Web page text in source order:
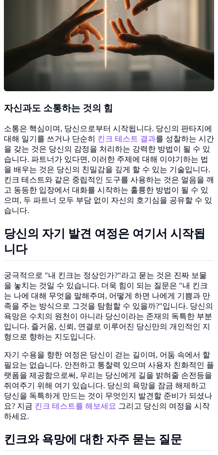
자신과도 소통하는 것의 힘
소통은 핵심이며, 당신으로부터 시작됩니다. 당신의 판타지에
대해 일기를 쓰거나 단순히
킨크 테스트 결과를 성찰하는 시간
을 갖는 것은 당신의 감정을 처리하는 강력한 방법이 될 수 있
습니다. 파트너가 있다면, 이러한 주제에 대해 이야기하는 법
을 배우는 것은 당신의 친밀감을 깊게 할 수 있는 기술입니다.
킨크 테스트와 같은 중립적인 도구를 사용하는 것은 얼음을 깨
고 동등한 입장에서 대화를 시작하는 훌륭한 방법이 될 수 있
으며, 두 파트너 모두 부담 없이 자신의 호기심을 공유할 수 있
습니다.
당신의 자기 발견 여정은 여기서 시작됩
니다
궁극적으로 "내 킨크는 정상인가?"라고 묻는 것은 진짜 보물
을 놓치는 것일 수 있습니다. 더욱 힘이 되는 질문은 "내 킨크
는 나에 대해 무엇을 말해주며, 어떻게 하면 나에게 기쁨과 만
족을 주는 방식으로 그것을 탐험할 수 있을까?"입니다. 당신의
욕망은 수치의 원천이 아니라 당신이라는 존재의 독특한 부분
입니다. 즐거움, 신뢰, 연결로 이루어진 당신만의 개인적인 지
형으로 향하는 지도입니다.
자기 수용을 향한 여정은 당신이 걷는 길이며, 어둠 속에서 할
필요는 없습니다. 안전하고 통찰력 있으며 사용자 친화적인 플
랫폼을 제공함으로써, 우리는 당신에게 길을 밝혀줄 손전등을
쥐여주기 위해 여기 있습니다. 당신의 욕망을 잠금 해제하고
당신을 독특하게 만드는 것이 무엇인지 발견할 준비가 되셨나
요? 지금 킨크 테스트를 해보세요 그리고 당신의 여정을 시작
하세요.
킨크와 욕망에 대한 자주 묻는 질문